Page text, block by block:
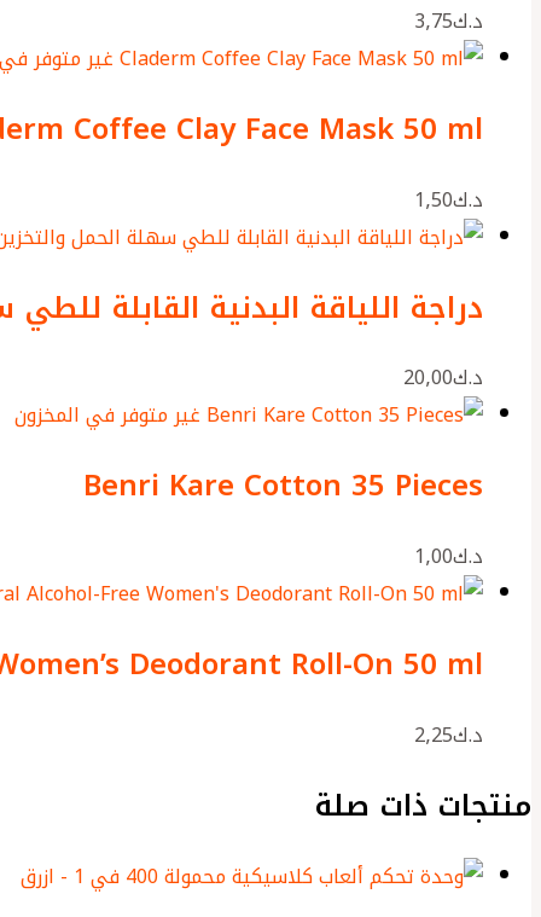
د.ك3٫75
غير متوفر
Coffee Clay Face Mask 50 ml
د.ك1٫50
دراجة اللياقة البدنية القابلة
د.ك20٫00
غير متوفر في المخزون
Benri Kare Cotton 35 Pieces
د.ك1٫00
Deodorant Roll-On 50 ml
د.ك2٫25
منتجات ذات صلة